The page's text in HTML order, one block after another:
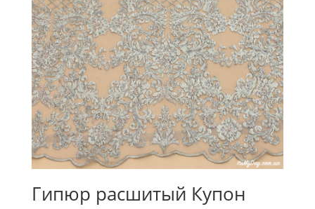
Гипюр расшитый Купон